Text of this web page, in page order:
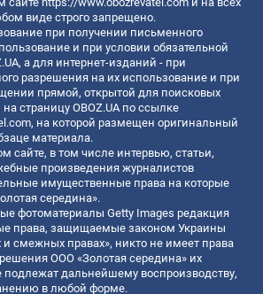
виде строго запрещено.
при получении письменного
и при условии обязательной
а для интернет-изданий - при
разрешения на их использование и при
прямой, открытой для поисковых
страницу OBOZ.UA по ссылке
, на которой размещен оригинальный
материала.
сайте, в том числе интервью, статьи,
произведения журналистов
имущественные права на которые
середина».
фотоматериалы Getty Images редакция
права, защищаемые законом Украины
и смежных правах», никто не имеет права
ООО «Золотая середина» их
подлежат дальнейшему воспроизводству,
в любой форме.